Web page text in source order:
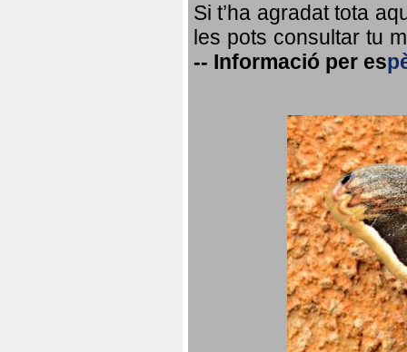
Si t’ha agradat tota
les pots consultar tu
-- Informació per es